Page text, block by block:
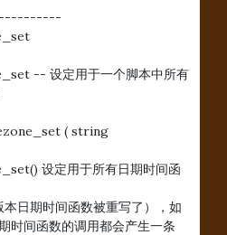
-- 设定用于一个脚本中所有
( string
设定用于所有日期时间函
日期时间函数被重写了），如
时间函数的调用都会产生一条